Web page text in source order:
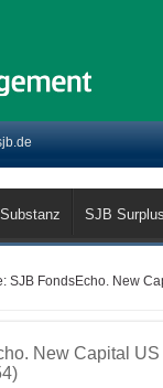
SJB Surplus
SJB FondsEcho. New
New Capital